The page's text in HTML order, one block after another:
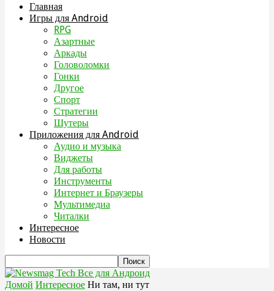
Главная
Игры для Android
RPG
Азартные
Аркады
Головоломки
Гонки
Другое
Спорт
Стратегии
Шутеры
Приложения для Android
Аудио и музыка
Виджеты
Для работы
Инструменты
Интернет и Браузеры
Мультимедиа
Читалки
Интересное
Новости
Все для Андроид
Домой Интересное Ни там, ни тут